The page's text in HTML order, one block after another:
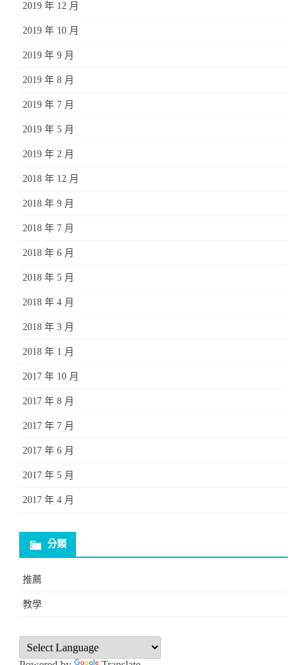
2019 年 12 月
2019 年 10 月
2019 年 9 月
2019 年 8 月
2019 年 7 月
2019 年 5 月
2019 年 2 月
2018 年 12 月
2018 年 9 月
2018 年 7 月
2018 年 6 月
2018 年 5 月
2018 年 4 月
2018 年 3 月
2018 年 1 月
2017 年 10 月
2017 年 8 月
2017 年 7 月
2017 年 6 月
2017 年 5 月
2017 年 4 月
分類
推薦
教學